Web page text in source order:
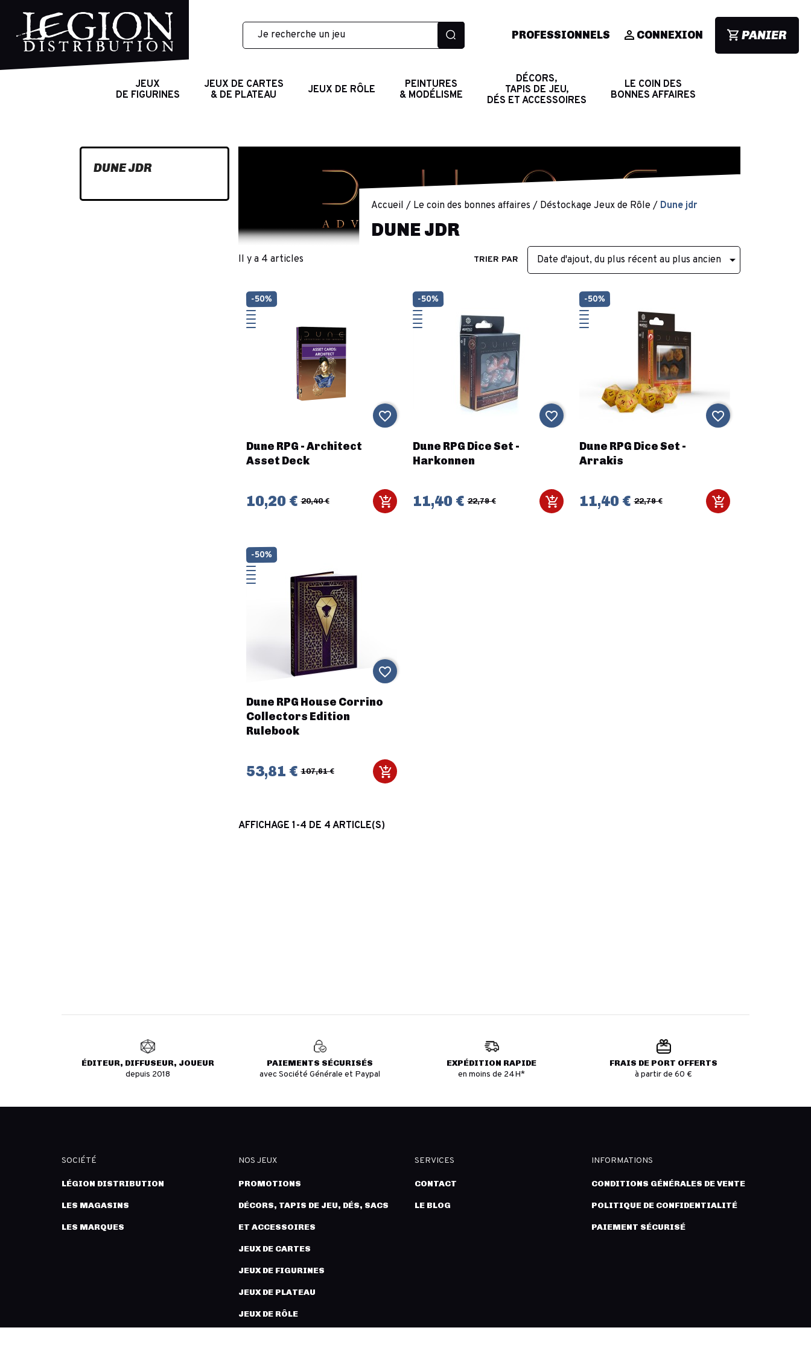
PROFESSIONNELS CONNEXION PANIER
JEUX
DE FIGURINES
JEUX DE CARTES
& DE PLATEAU
JEUX DE RÔLE
PEINTURES
& MODÉLISME
DÉCORS,
TAPIS DE JEU,
DÉS ET ACCESSOIRES
LE COIN DES
BONNES AFFAIRES
DUNE JDR
Accueil Le coin des bonnes affaires Déstockage Jeux de Rôle Dune jdr
DUNE JDR
Il y a 4 articles TRIER PAR Date d'ajout, du plus récent au plus ancien 
Dune RPG - Architect
Asset Deck
10,20 € 20,40 €
-50%
favorite_border
Dune RPG Dice Set -
Harkonnen
11,40 € 22,79 €
-50%
favorite_border
Dune RPG Dice Set -
Arrakis
11,40 € 22,79 €
-50%
favorite_border
Dune RPG House Corrino
Collectors Edition
Rulebook
53,81 € 107,61 €
-50%
favorite_border
AFFICHAGE 1-4 DE 4 ARTICLE(S)
ÉDITEUR, DIFFUSEUR, JOUEUR
depuis 2018
PAIEMENTS SÉCURISÉS
avec Société Générale et Paypal
EXPÉDITION RAPIDE
en moins de 24H*
FRAIS DE PORT OFFERTS
à partir de 60 €
SOCIÉTÉ
LÉGION DISTRIBUTION
LES MAGASINS
LES MARQUES
NOS JEUX
PROMOTIONS
DÉCORS, TAPIS DE JEU, DÉS, SACS
ET ACCESSOIRES
JEUX DE CARTES
JEUX DE FIGURINES
JEUX DE PLATEAU
JEUX DE RÔLE
SERVICES
CONTACT
LE BLOG
INFORMATIONS
CONDITIONS GÉNÉRALES DE VENTE
POLITIQUE DE CONFIDENTIALITÉ
PAIEMENT SÉCURISÉ